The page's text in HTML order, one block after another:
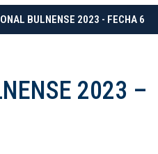
BULNENSE 2023 - FECHA 6
2023 –